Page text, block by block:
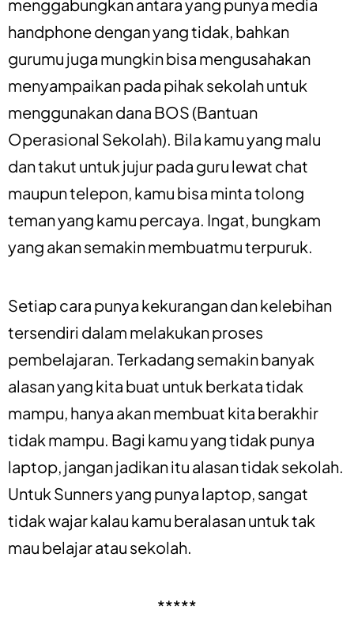
menggabungkan antara yang punya media
handphone dengan yang tidak, bahkan
gurumu juga mungkin bisa mengusahakan
menyampaikan pada pihak sekolah untuk
menggunakan dana BOS (Bantuan
Operasional Sekolah). Bila kamu yang malu
dan takut untuk jujur pada guru lewat chat
maupun telepon, kamu bisa minta tolong
teman yang kamu percaya. Ingat, bungkam
yang akan semakin membuatmu terpuruk.
Setiap cara punya kekurangan dan kelebihan
tersendiri dalam melakukan proses
pembelajaran. Terkadang semakin banyak
alasan yang kita buat untuk berkata tidak
mampu, hanya akan membuat kita berakhir
tidak mampu. Bagi kamu yang tidak punya
laptop, jangan jadikan itu alasan tidak sekolah.
Untuk Sunners yang punya laptop, sangat
tidak wajar kalau kamu beralasan untuk tak
mau belajar atau sekolah.
*****